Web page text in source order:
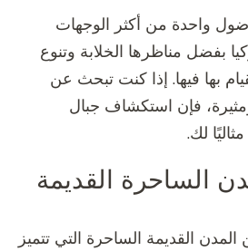
واحدة من أكثر الوجهات
بفضل مناظرها الخلابة وتنوع
بها فيها. إذا كنت تبحث عن
فإن استكشاف جبال
لك.
الساحرة القديمة
القديمة الساحرة التي تتميز